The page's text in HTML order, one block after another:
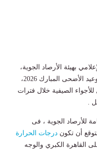
بهيئة الأرصاد الجوية،
توقعات حالة الطقس خلال وقفة عرفات وعيد الأضحى المبارك 2026،
الصيفية خلال فترات
.
للأرصاد الجوية ، فى
أن تكون درجات الحرارة
وتسجل 32 درجة على القاهرة الكبري والوجه